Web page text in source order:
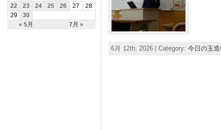
« 5月 7月 »
22
23 24 25 26 27
28
29
30
6月 12th, 2026 | Category: 今日の玉